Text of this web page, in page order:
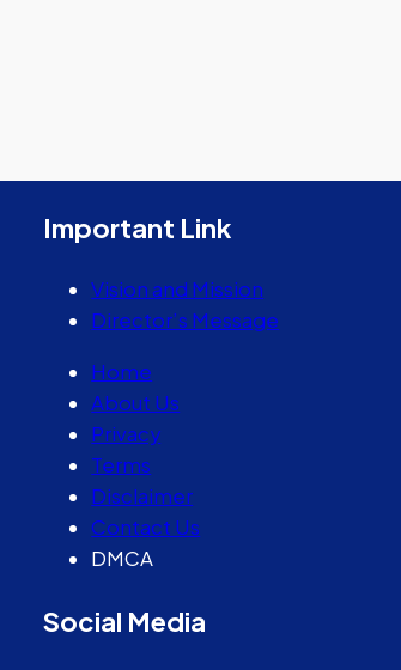
Important Link
Vision and Mission
Director’s Message
Home
About Us
Privacy
Terms
Disclaimer
Contact Us
DMCA
Social Media